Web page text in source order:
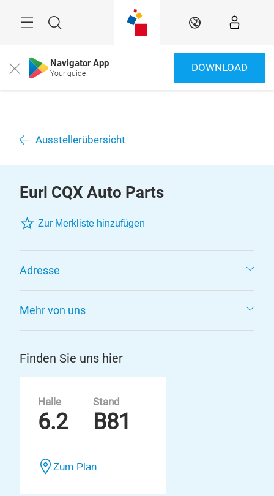
Suche DE
Close Navigator App
Your guide DOWNLOAD
Ausstellerübersicht
Eurl CQX Auto Parts
Zur Merkliste hinzufügen
Adresse
Mehr von uns
Finden Sie uns hier
Halle
6.2
Stand
B81
Zum Plan